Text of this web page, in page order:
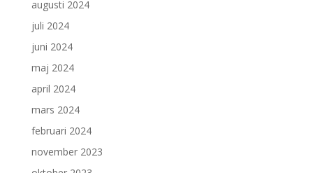
augusti 2024
juli 2024
juni 2024
maj 2024
april 2024
mars 2024
februari 2024
november 2023